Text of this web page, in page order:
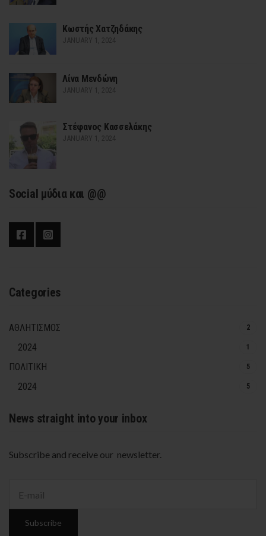
Κωστής Χατζηδάκης
Λίνα Μενδώνη
Στέφανος Κασσελάκης
Social μύδια και @@
Categories
ΑΘΛΗΤΙΣΜΟΣ 2
2024 1
ΠΟΛΙΤΙΚΗ 5
2024 5
News straight into your inbox
Subscribe and receive our newsletter.
a
Subscribe